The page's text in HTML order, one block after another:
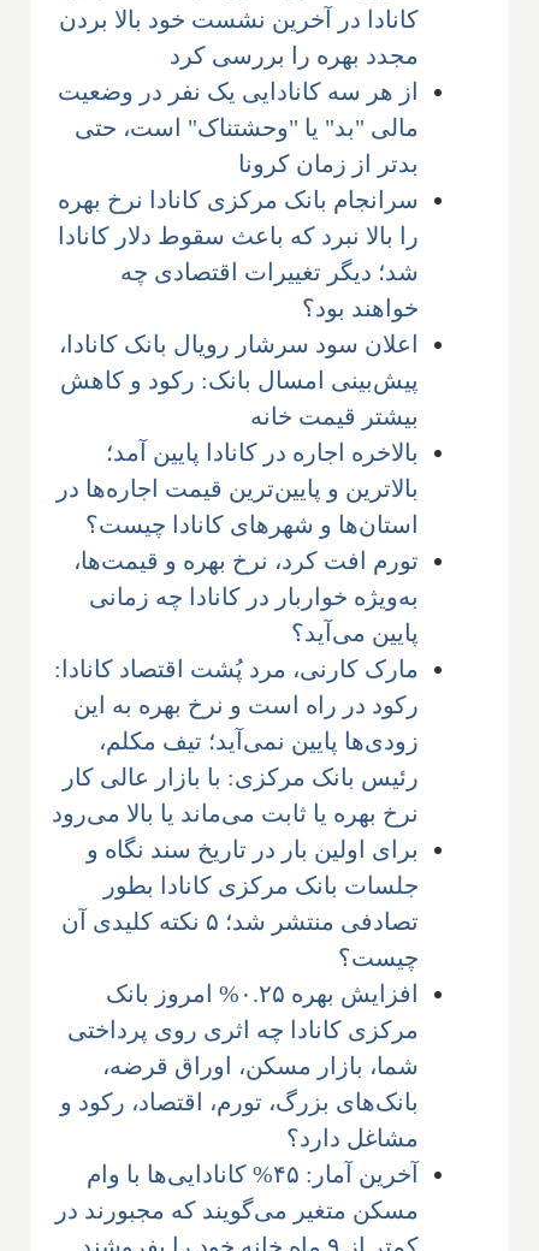
کانادا در آخرین نشست خود بالا بردن
مجدد بهره را بررسی کرد
از هر سه کانادایی یک نفر در وضعیت
مالی "بد" یا "وحشتناک" است، حتی
بدتر از زمان کرونا
سرانجام بانک مرکزی کانادا نرخ بهره
را بالا نبرد که باعث سقوط دلار کانادا
شد؛ دیگر تغییرات اقتصادی چه
خواهند بود؟
اعلان سود سرشار رویال بانک کانادا،
پیش‌بینی امسال بانک: رکود و کاهش
بیشتر قیمت خانه
بالاخره اجاره در کانادا پایین آمد؛
بالاترین و پایین‌ترین قیمت اجاره‌ها در
استان‌ها و شهرهای کانادا چیست؟
تورم افت کرد، نرخ بهره و قیمت‌ها،
به‌ویژه خواربار در کانادا چه زمانی
پایین می‌آید؟
مارک کارنی، مرد پُشت اقتصاد کانادا:
رکود در راه است و نرخ بهره به این
زودی‌ها پایین نمی‌آید؛ تیف مکلم،
رئیس بانک مرکزی: با بازار عالی کار
نرخ بهره یا ثابت می‌ماند یا بالا می‌رود
برای اولین بار در تاریخ سند نگاه و
جلسات بانک مرکزی کانادا بطور
تصادفی منتشر شد؛ ۵ نکته کلیدی آن
چیست؟
افزایش بهره ۰.۲۵% امروز بانک
مرکزی کانادا چه اثری روی پرداختی
شما، بازار مسکن، اوراق قرضه،
بانک‌های بزرگ، تورم، اقتصاد، رکود و
مشاغل دارد؟
آخرین آمار: ۴۵% کانادایی‌ها با وام
مسکن متغیر می‌گویند که مجبورند در